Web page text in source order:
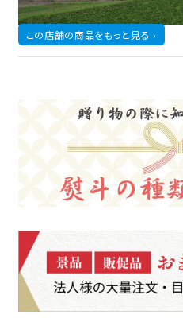
この店舗の商品をもっと見る ›